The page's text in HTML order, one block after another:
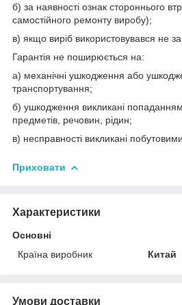
б) за наявності ознак стороннього
самостійного ремонту виробу);
в) якщо виріб використовувався не
Гарантія не поширюється на:
а) механічні ушкодження або
транспортування;
б) ушкодження викликані попаданням
предметів, речовин, рідин;
в) несправності викликані
Приховати
Характеристики
Основні
Країна виробник
Китай
Умови доставки